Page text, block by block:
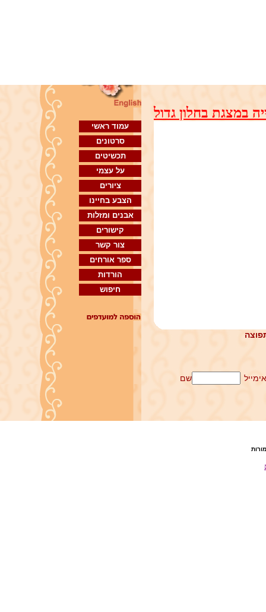
עמוד ראשי
סרטונים
תכשיטים
על עצמי
ציורים
הצבע בחיינו
אבנים ומזלות
קישורים
צור קשר
ספר אורחים
הורדות
חיפוש
במצגת בחלון גדול
שם אימייל